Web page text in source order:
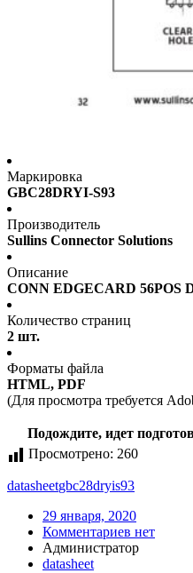
Маркировка
GBC28DRYI-S93
Производитель
Sullins Connector Solutions
Описание
CONN EDGECARD 56POS
Количество страниц
2 шт.
Форматы файла
HTML, PDF
(Для просмотра требуется
Подождите, идет
Просмотрено: 260
datasheetgbc28dryis93
29 января, 2020
Комментариев нет
Администратор
datasheet